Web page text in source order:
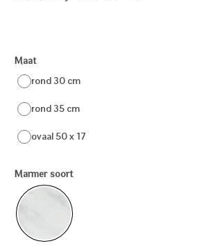
Maat
rond 30 cm
rond 35 cm
ovaal 50 x 17
Marmer soort